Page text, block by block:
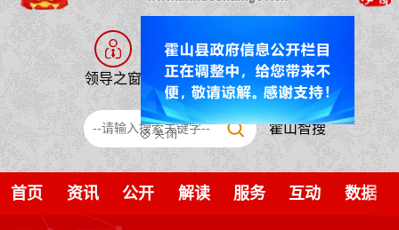
领导之窗 走进霍山 移动门户
霍山智搜
首页 资讯 公开 解读 服务 互动 数据